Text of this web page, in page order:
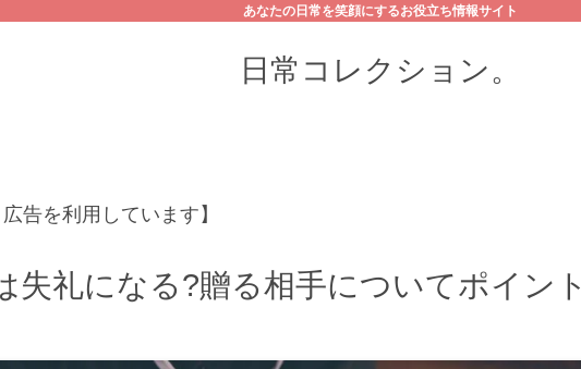
あなたの日常を笑顔にするお役立ち情報サイト
日常コレクション。
告を利用しています】
失礼になる?贈る相手についてポイント